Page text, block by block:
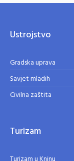
Ustrojstvo
Gradska uprava
Savjet mladih
Civilna zaštita
Turizam